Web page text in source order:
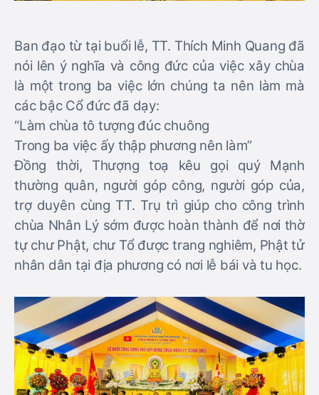
Ban đạo từ tại buổi lễ, TT. Thích Minh Quang đã
nói lên ý nghĩa và công đức của việc xây chùa
là một trong ba việc lớn chúng ta nên làm mà
các bậc Cổ đức đã dạy:
“Làm chùa tô tượng đúc chuông
Trong ba việc ấy thập phương nên làm”
Đồng thời, Thượng toạ kêu gọi quý Mạnh
thường quân, người góp công, người góp của,
trợ duyên cùng TT. Trụ trì giúp cho công trình
chùa Nhân Lý sớm được hoàn thành để nơi thờ
tự chư Phật, chư Tổ được trang nghiêm, Phật tử
nhân dân tại địa phương có nơi lễ bái và tu học.